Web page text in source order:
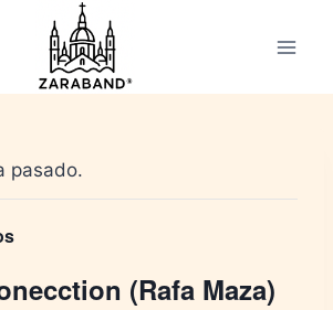
pasado.
(Rafa Maza)